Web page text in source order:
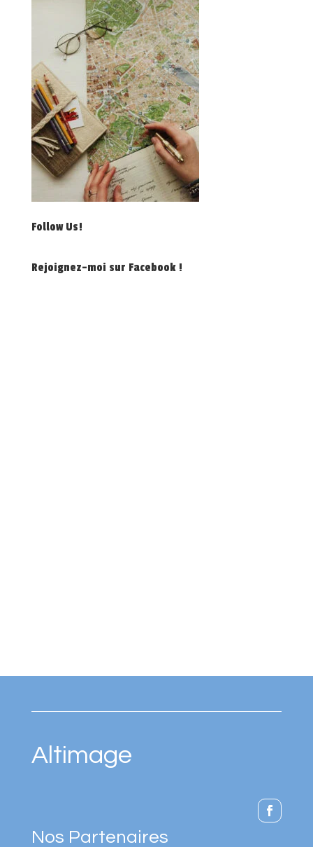
Follow Us!
Rejoignez-moi sur Facebook !
Altimage
Nos Partenaires